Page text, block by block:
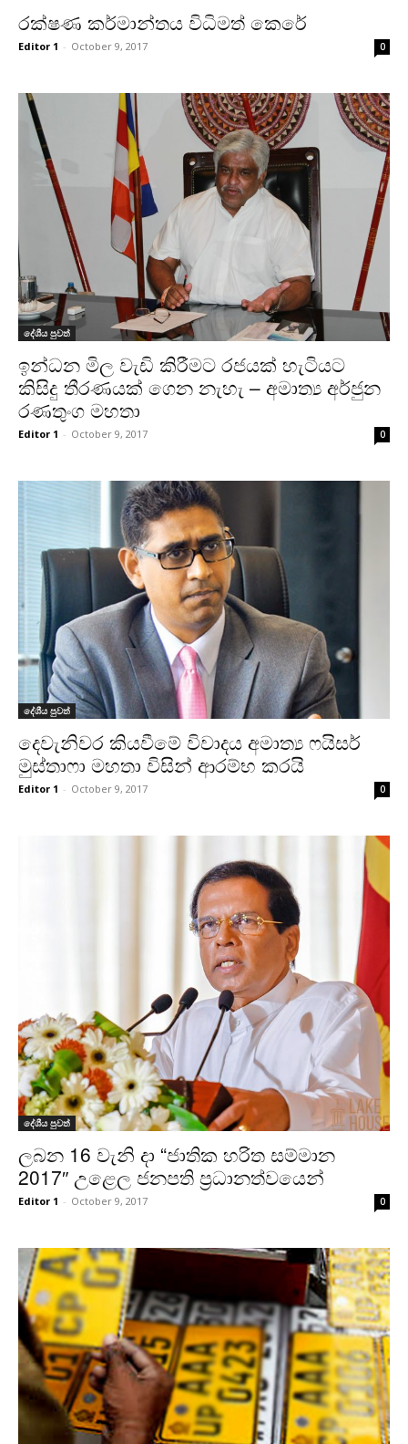
රක්ෂණ කර්මාන්තය විධිමත් කෙරේ
Editor 1 - October 9, 2017 0
දේශීය පුවත්
ඉන්ධන මිල වැඩි කිරීමට රජයක් හැටියට
කිසිදු තීරණයක් ගෙන නැහැ – අමාත්‍ය අර්ජුන
රණතුංග මහතා
Editor 1 - October 9, 2017 0
දේශීය පුවත්
දෙවැනිවර කියවීමේ විවාදය අමාත්‍ය ෆයිසර්
මුස්තාෆා මහතා විසින් ආරම්භ කරයි
Editor 1 - October 9, 2017 0
දේශීය පුවත්
ලබන 16 වැනි දා “ජාතික හරිත සම්මාන
2017″ උළෙල ජනපති ප්‍රධානත්වයෙන්
Editor 1 - October 9, 2017 0